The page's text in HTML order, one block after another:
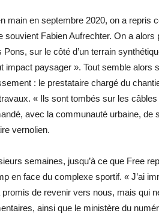
main en septembre 2020, on a repris
souvient Fabien Aufrechter. On a
sur le côté d’un terrain
impact paysager ». Tout semble alors
: le prestataire chargé du
« Ils sont tombés sur les
avec la communauté urbaine, de
vernolien.
semaines, jusqu’à ce que Free
en face du complexe sportif. « J’ai
de revenir vers nous, mais qui
ainsi que le ministère du